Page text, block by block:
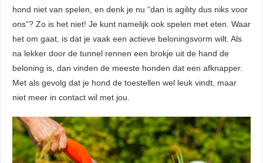
hond niet van spelen, en denk je nu “dan is agility dus niks voor
ons”? Zo is het niet! Je kunt namelijk ook spelen met eten. Waar
het om gaat, is dat je vaak een actieve beloningsvorm wilt. Als
na lekker door de tunnel rennen een brokje uit de hand de
beloning is, dan vinden de meeste honden dat een afknapper.
Met als gevolg dat je hond de toestellen wel leuk vindt, maar
niet meer in contact wil met jou.